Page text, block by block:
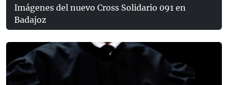
Imágenes del nuevo Cross Solidario 091 en
Badajoz